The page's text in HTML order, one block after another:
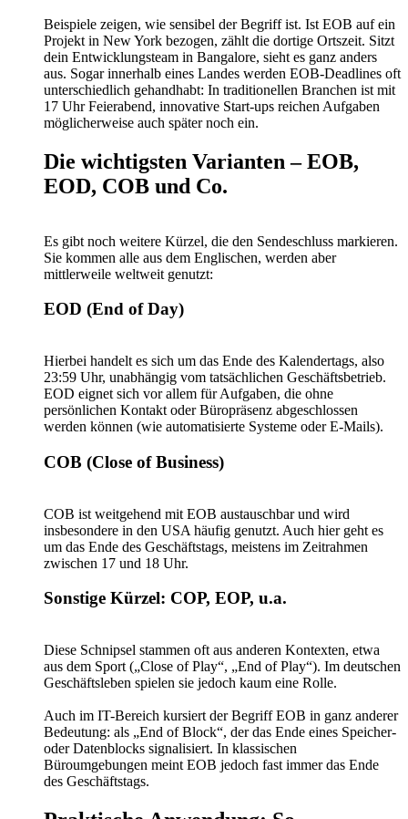
Beispiele zeigen, wie sensibel der Begriff ist. Ist EOB auf ein
Projekt in New York bezogen, zählt die dortige Ortszeit. Sitzt
dein Entwicklungsteam in Bangalore, sieht es ganz anders
aus. Sogar innerhalb eines Landes werden EOB-Deadlines oft
unterschiedlich gehandhabt: In traditionellen Branchen ist mit
17 Uhr Feierabend, innovative Start-ups reichen Aufgaben
möglicherweise auch später noch ein.
Die wichtigsten Varianten – EOB,
EOD, COB und Co.
Es gibt noch weitere Kürzel, die den Sendeschluss markieren.
Sie kommen alle aus dem Englischen, werden aber
mittlerweile weltweit genutzt:
EOD (End of Day)
Hierbei handelt es sich um das Ende des Kalendertags, also
23:59 Uhr, unabhängig vom tatsächlichen Geschäftsbetrieb.
EOD eignet sich vor allem für Aufgaben, die ohne
persönlichen Kontakt oder Büropräsenz abgeschlossen
werden können (wie automatisierte Systeme oder E-Mails).
COB (Close of Business)
COB ist weitgehend mit EOB austauschbar und wird
insbesondere in den USA häufig genutzt. Auch hier geht es
um das Ende des Geschäftstags, meistens im Zeitrahmen
zwischen 17 und 18 Uhr.
Sonstige Kürzel: COP, EOP, u.a.
Diese Schnipsel stammen oft aus anderen Kontexten, etwa
aus dem Sport („Close of Play“, „End of Play“). Im deutschen
Geschäftsleben spielen sie jedoch kaum eine Rolle.
Auch im IT-Bereich kursiert der Begriff EOB in ganz anderer
Bedeutung: als „End of Block“, der das Ende eines Speicher-
oder Datenblocks signalisiert. In klassischen
Büroumgebungen meint EOB jedoch fast immer das Ende
des Geschäftstags.